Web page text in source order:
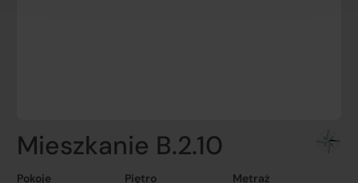
Mieszkanie B.2.10
Pokoje
Piętro
Metraż